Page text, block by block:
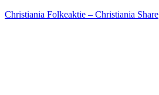
Christiania Folkeaktie – Christiania Share